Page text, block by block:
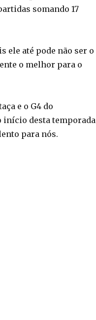
somando 17
ele até pode não ser o
o melhor para o
e o G4 do
início desta temporada
para nós.